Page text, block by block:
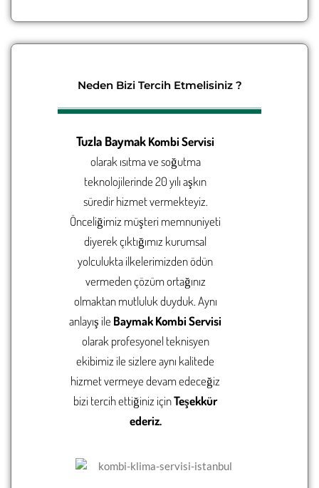
Neden Bizi Tercih Etmelisiniz ?
Tuzla BaymakKombi Servisi
olarak ısıtma ve soğutma
teknolojilerinde 20 yılı aşkın
süredir hizmet vermekteyiz.
Önceliğimiz müşteri memnuniyeti
diyerek çıktığımız kurumsal
yolculukta ilkelerimizden ödün
vermeden çözüm ortağınız
olmaktan mutluluk duyduk. Aynı
anlayış ile Baymak Kombi Servisi
olarakprofesyonelteknisyen
ekibimiz ile sizlere aynı kalitede
hizmet vermeye devam edeceğiz
bizi tercih ettiğiniz içinTeşekkür
ederiz.